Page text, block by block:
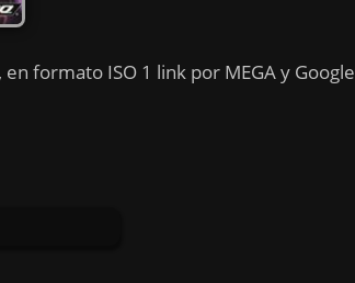
formato ISO 1 link por MEGA y Google